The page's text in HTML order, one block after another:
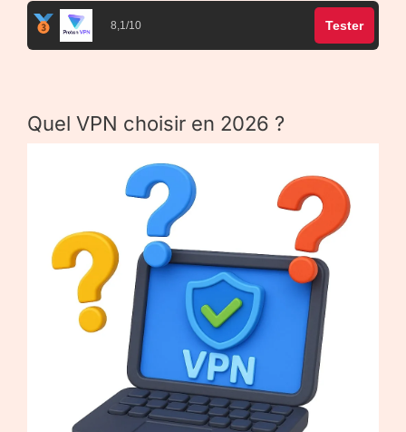
8,1/10 Tester
Quel VPN choisir en 2026 ?